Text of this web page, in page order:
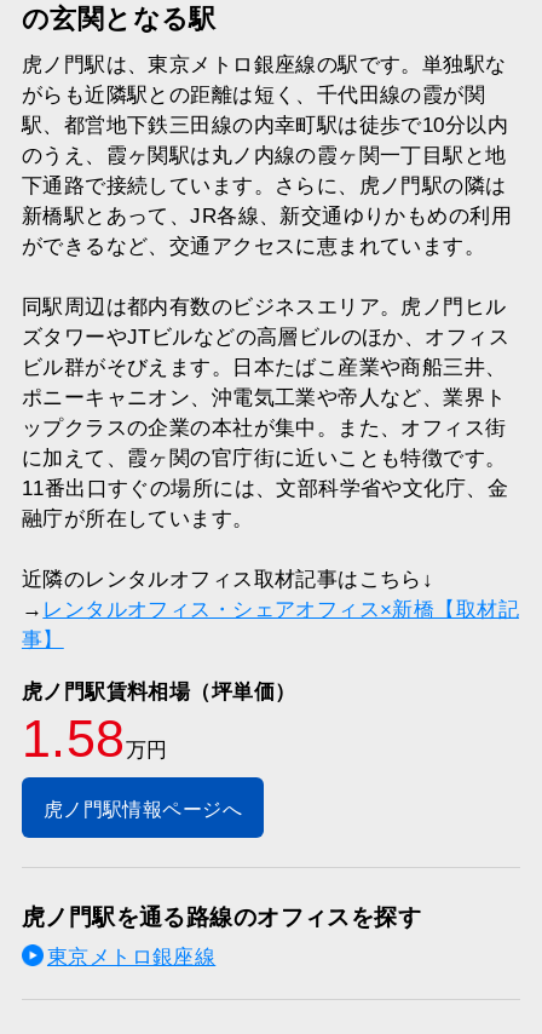
の玄関となる駅
虎ノ門駅は、東京メトロ銀座線の駅です。単独駅な
がらも近隣駅との距離は短く、千代田線の霞が関
駅、都営地下鉄三田線の内幸町駅は徒歩で10分以内
のうえ、霞ヶ関駅は丸ノ内線の霞ヶ関一丁目駅と地
下通路で接続しています。さらに、虎ノ門駅の隣は
新橋駅とあって、JR各線、新交通ゆりかもめの利用
ができるなど、交通アクセスに恵まれています。
同駅周辺は都内有数のビジネスエリア。虎ノ門ヒル
ズタワーやJTビルなどの高層ビルのほか、オフィス
ビル群がそびえます。日本たばこ産業や商船三井、
ポニーキャニオン、沖電気工業や帝人など、業界ト
ップクラスの企業の本社が集中。また、オフィス街
に加えて、霞ヶ関の官庁街に近いことも特徴です。
11番出口すぐの場所には、文部科学省や文化庁、金
融庁が所在しています。
近隣のレンタルオフィス取材記事はこちら↓
→ レンタルオフィス・シェアオフィス×新橋【取材記
事】
虎ノ門駅賃料相場（坪単価）
1.58万円
虎ノ門駅情報ページへ
虎ノ門駅を通る路線のオフィスを探す
東京メトロ銀座線